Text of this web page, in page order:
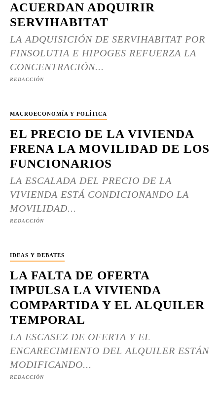
ACUERDAN ADQUIRIR
SERVIHABITAT
LA ADQUISICIÓN DE SERVIHABITAT POR
FINSOLUTIA E HIPOGES REFUERZA LA
CONCENTRACIÓN...
REDACCIÓN
MACROECONOMÍA Y POLÍTICA
EL PRECIO DE LA VIVIENDA
FRENA LA MOVILIDAD DE LOS
FUNCIONARIOS
LA ESCALADA DEL PRECIO DE LA
VIVIENDA ESTÁ CONDICIONANDO LA
MOVILIDAD...
REDACCIÓN
IDEAS Y DEBATES
LA FALTA DE OFERTA
IMPULSA LA VIVIENDA
COMPARTIDA Y EL ALQUILER
TEMPORAL
LA ESCASEZ DE OFERTA Y EL
ENCARECIMIENTO DEL ALQUILER ESTÁN
MODIFICANDO...
REDACCIÓN